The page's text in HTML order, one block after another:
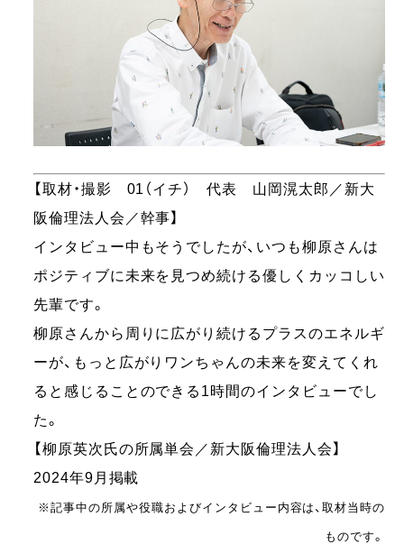
【取材・撮影 01（イチ） 代表 山岡滉太郎／新大
阪倫理法人会／幹事】
インタビュー中もそうでしたが、いつも柳原さんは
ポジティブに未来を見つめ続ける優しくカッコしい
先輩です。
柳原さんから周りに広がり続けるプラスのエネルギ
ーが、もっと広がりワンちゃんの未来を変えてくれ
ると感じることのできる1時間のインタビューでし
た。
【柳原英次氏の所属単会／新大阪倫理法人会】
2024年9月掲載
※記事中の所属や役職およびインタビュー内容は、取材当時の
ものです。